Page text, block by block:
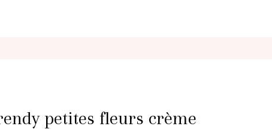
petites fleurs crème